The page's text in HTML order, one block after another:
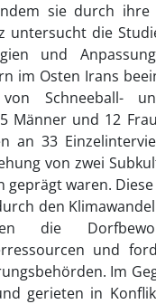
sie durch ihre
untersucht die
und
im Osten Irans
Schneeball-
Männer und 12
an 33
von zwei
waren.
den
die
und
Im
gerieten in